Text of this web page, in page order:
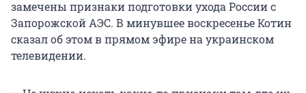
замечены признаки подготовки ухода России с
Запорожской АЭС. В минувшее воскресенье Котин
сказал об этом в прямом эфире на украинском
телевидении.